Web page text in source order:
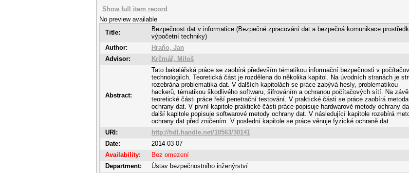
Show full item record
No preview available
Title:
Bezpečnost dat v informatice (Bezpečné zpracování dat a bezpečná komunikace
výpočetní techniky)
Author:
Hraňo, Jan
Advisor:
Krčmář, Miloš
Abstract:
Tato bakalářská práce se zaobírá především tématikou informační bezpečnosti v
technologiích. Teoretická část je rozdělena do několika kapitol. Na úvodních stranách je
rozebrána problematika dat. V dalších kapitolách se práce zabývá hesly, problematikou
hackerů, tématikou škodlivého softwaru, šifrováním a ochranou počítačových sítí. Na
teoretické části práce řeší penetrační testování. V praktické části se práce zaobírá
ochrany dat. V první kapitole praktické části práce popisuje hardwarové metody ochrany
další kapitole popisuje softwarové metody ochrany dat. V následující kapitole rozebírá
ochrany dat před zničením. V poslední kapitole se práce věnuje fyzické ochraně dat.
URI:
http://hdl.handle.net/10563/30141
Date:
2014-03-07
Availability:
Bez omezení
Department:
Ústav bezpečnostního inženýrství